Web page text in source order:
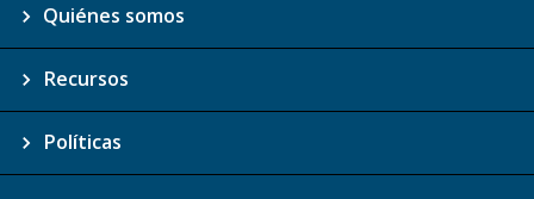
Quiénes somos
Recursos
Políticas